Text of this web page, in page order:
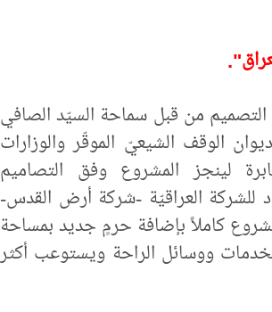
من قبل سماحة السيّد الصافي
الوقف الشيعيّ الموقّر والوزارات
لينجز المشروع وفق التصاميم
للشركة العراقيّة -شركة أرض القدس-
كاملاً بإضافة حرمٍ جديد بمساحة
الخدمات ووسائل الراحة ويستوعب أكثر